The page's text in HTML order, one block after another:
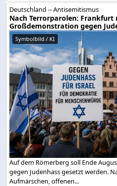
Deutschland -- Antisemitismus
Nach Terrorparolen: Frankfurt
Großdemonstration gegen
Symbolbild / KI
Auf dem Römerberg soll Ende
gegen Judenhass gesetzt werden.
Aufmärschen, offenen...